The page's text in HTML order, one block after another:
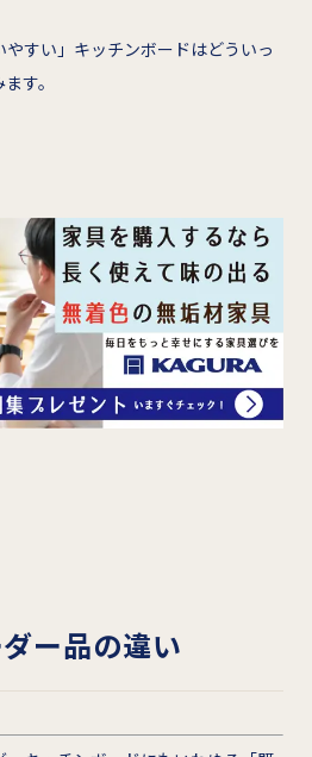
すい」キッチンボードはどういっ
す。
ー品の違い